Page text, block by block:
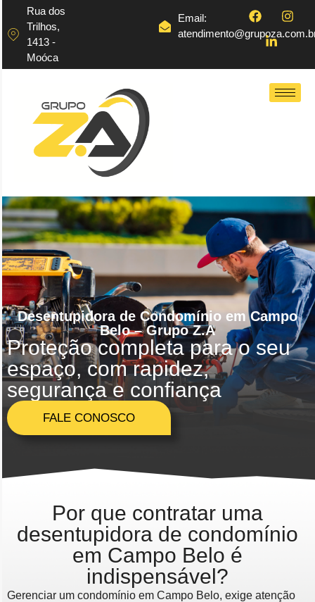
Rua dos
Trilhos,
1413 -
Moóca
Email:
Desentupidora de Condomínio em Campo
Belo – Grupo Z.A
Proteção completa para o seu
espaço, com rapidez,
segurança e confiança
FALE CONOSCO
Por que contratar uma
desentupidora de condomínio
em Campo Belo é
indispensável?
Gerenciar um condomínio em Campo Belo, exige atenção